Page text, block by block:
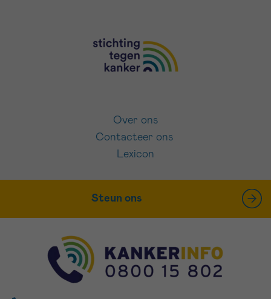
Over ons
Contacteer ons
Lexicon
Steun ons